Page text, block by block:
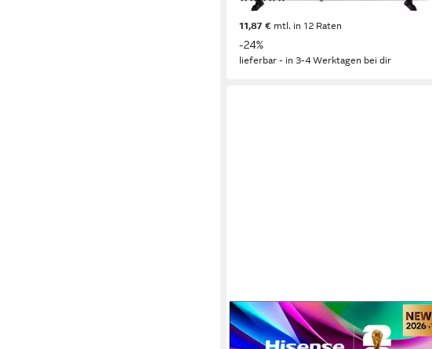
129,99 €
11,87 € mtl. in 12 Raten
-24%
lieferbar - in 3-4 Werktagen bei dir
HISENSE
32E4DS LED-Fernseher